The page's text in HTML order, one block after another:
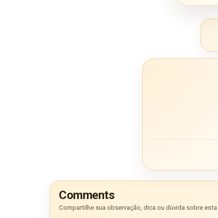
Comments
Compartilhe sua observação, dica ou dúvida sobre